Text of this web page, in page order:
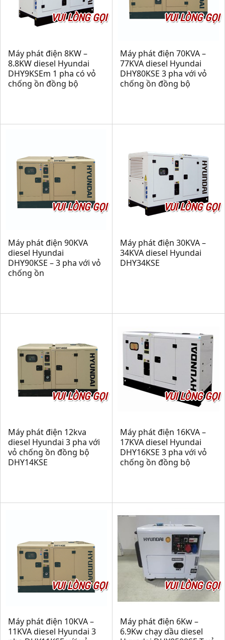
VUI LÒNG GỌI
Máy phát điện 8KW –
8.8KW diesel Hyundai
DHY9KSEm 1 pha có vỏ
chống ồn đồng bộ
VUI LÒNG GỌI
Máy phát điện 70KVA –
77KVA diesel Hyundai
DHY80KSE 3 pha với vỏ
chống ồn đồng bộ
VUI LÒNG GỌI
Máy phát điện 90KVA
diesel Hyundai
DHY90KSE – 3 pha với vỏ
chống ồn
VUI LÒNG GỌI
Máy phát điện 30KVA –
34KVA diesel Hyundai
DHY34KSE
VUI LÒNG GỌI
Máy phát điện 12kva
diesel Hyundai 3 pha với
vỏ chống ồn đồng bộ
DHY14KSE
VUI LÒNG GỌI
Máy phát điện 16KVA –
17KVA diesel Hyundai
DHY16KSE 3 pha với vỏ
chống ồn đồng bộ
VUI LÒNG GỌI
Máy phát điện 10KVA –
11KVA diesel Hyundai 3
VUI LÒNG GỌI
Máy phát điện 6Kw –
6.9Kw chạy dầu diesel